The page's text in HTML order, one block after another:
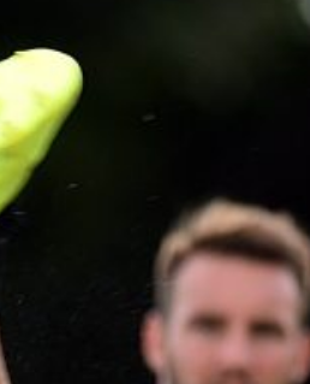
in Serie B per il Bari: la
alla crisi della Juve
a De Laurentiis:
industriale serio,